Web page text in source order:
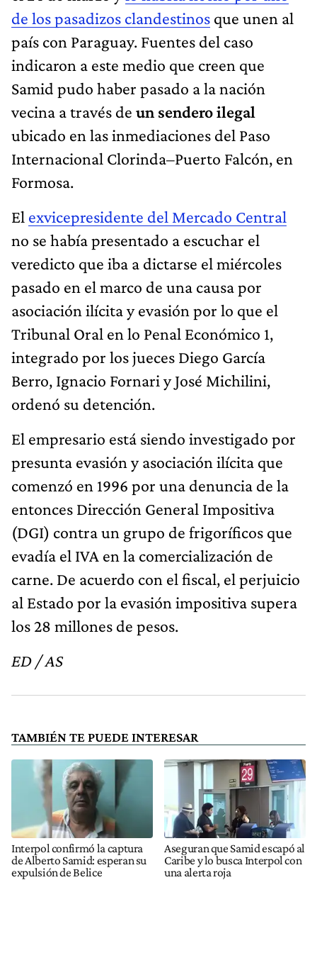
de los pasadizos clandestinos que unen al
país con Paraguay. Fuentes del caso
indicaron a este medio que creen que
Samid pudo haber pasado a la nación
vecina a través de un sendero ilegal
ubicado en las inmediaciones del Paso
Internacional Clorinda–Puerto Falcón, en
Formosa.
El exvicepresidente del Mercado Central
no se había presentado a escuchar el
veredicto que iba a dictarse el miércoles
pasado en el marco de una causa por
asociación ilícita y evasión por lo que el
Tribunal Oral en lo Penal Económico 1,
integrado por los jueces Diego García
Berro, Ignacio Fornari y José Michilini,
ordenó su detención.
El empresario está siendo investigado por
presunta evasión y asociación ilícita que
comenzó en 1996 por una denuncia de la
entonces Dirección General Impositiva
(DGI) contra un grupo de frigoríficos que
evadía el IVA en la comercialización de
carne. De acuerdo con el fiscal, el perjuicio
al Estado por la evasión impositiva supera
los 28 millones de pesos.
ED / AS
TAMBIÉN TE PUEDE INTERESAR
Interpol confirmó la captura
de Alberto Samid: esperan su
expulsión de Belice
Aseguran que Samid escapó al
Caribe y lo busca Interpol con
una alerta roja